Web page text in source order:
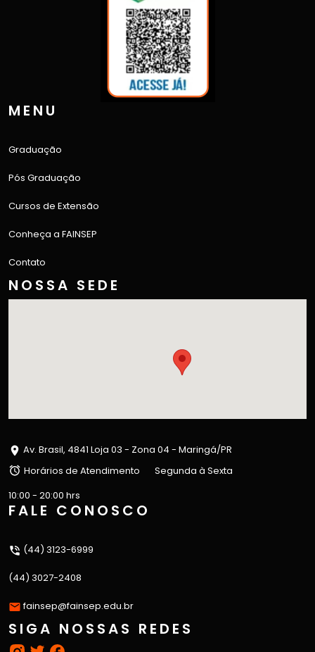
MENU
Graduação
Pós Graduação
Cursos de Extensão
Conheça a FAINSEP
Contato
NOSSA SEDE
Av. Brasil, 4841 Loja 03 - Zona 04 - Maringá/PR
Horários de Atendimento
Segunda à Sexta
10:00 - 20:00 hrs
FALE CONOSCO
(44) 3123-6999
(44) 3027-2408
fainsep@fainsep.edu.br
SIGA NOSSAS REDES